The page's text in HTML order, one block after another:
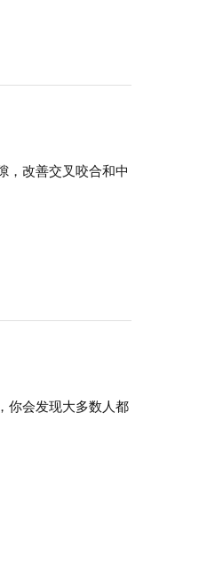
，改善交叉咬合和中
你会发现大多数人都